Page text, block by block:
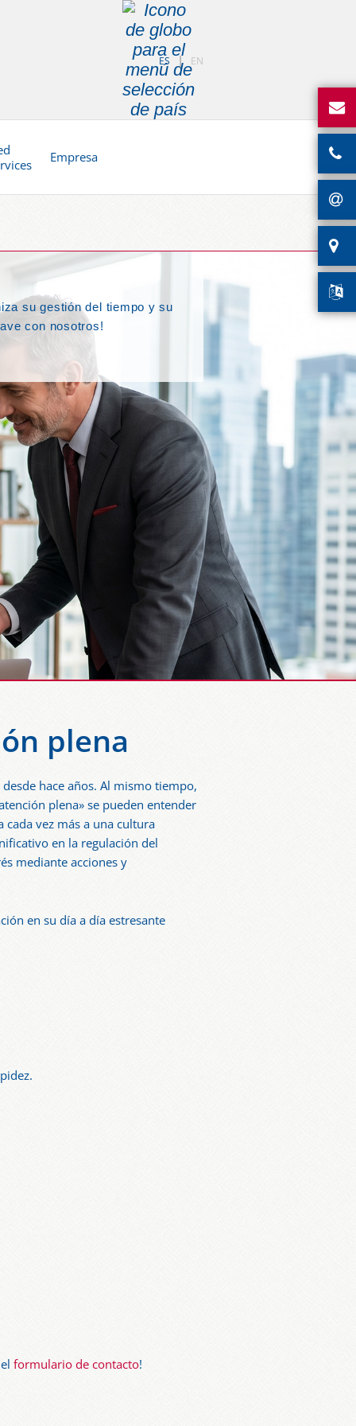
ES EN
Empresa
su gestión del tiempo y su
con nosotros!
plena
hace años. Al mismo tiempo,
plena» se pueden entender
vez más a una cultura
en la regulación del
mediante acciones y
en su día a día estresante
formulario de contacto!